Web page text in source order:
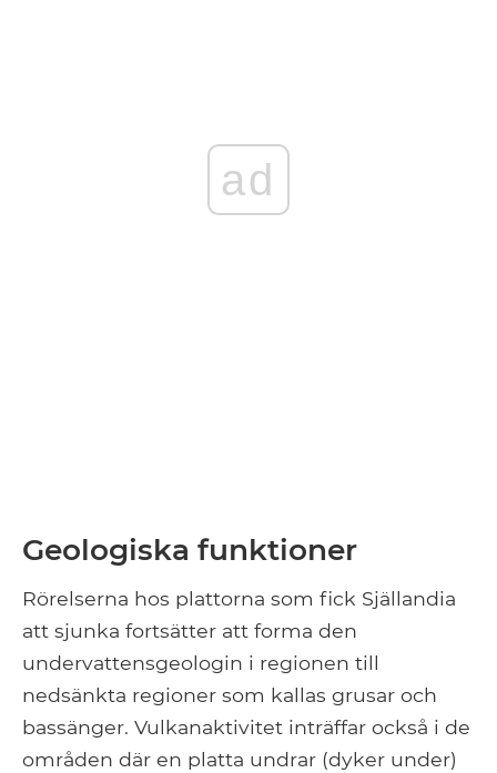
ad
Geologiska funktioner
Rörelserna hos plattorna som fick Själlandia
att sjunka fortsätter att forma den
undervattensgeologin i regionen till
nedsänkta regioner som kallas grusar och
bassänger. Vulkanaktivitet inträffar också i de
områden där en platta undrar (dyker under)